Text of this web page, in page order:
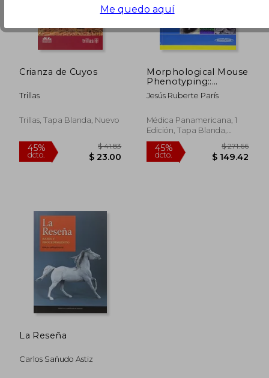
45% 45%
Crianza de Cuyos
Trillas
Trillas, Tapa Blanda, Nuevo
45%
Morphological Mouse
Phenotyping::
Anatomy, Histology
and Imaging (en
Jesús Ruberte París
Médica Panamericana, 1
Edición, Tapa Blanda,
Nuevo
La Reseña
Carlos Sañudo Astiz
Me quedo aquí